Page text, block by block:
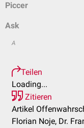
Piccer
Ask
A
Teilen
Loading...
Zitieren
Artikel
Florian Noje, Dr.